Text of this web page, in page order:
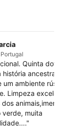
Portugal
Quinta
história ancestral
um ambiente
Limpeza
verde, muita
"